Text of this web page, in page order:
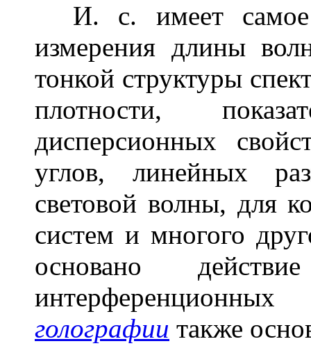
И. с. имеет самое
измерения длины
тонкой структуры
плотности,
дисперсионных
углов, линейных
световой волны, для
систем и многого
основано
голографии также